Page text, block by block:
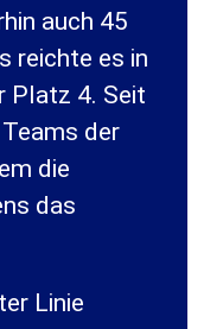
auch 45
reichte es in
Platz 4. Seit
der
die
das
Linie